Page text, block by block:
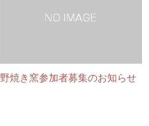
野焼き窯参加者募集のお知らせ